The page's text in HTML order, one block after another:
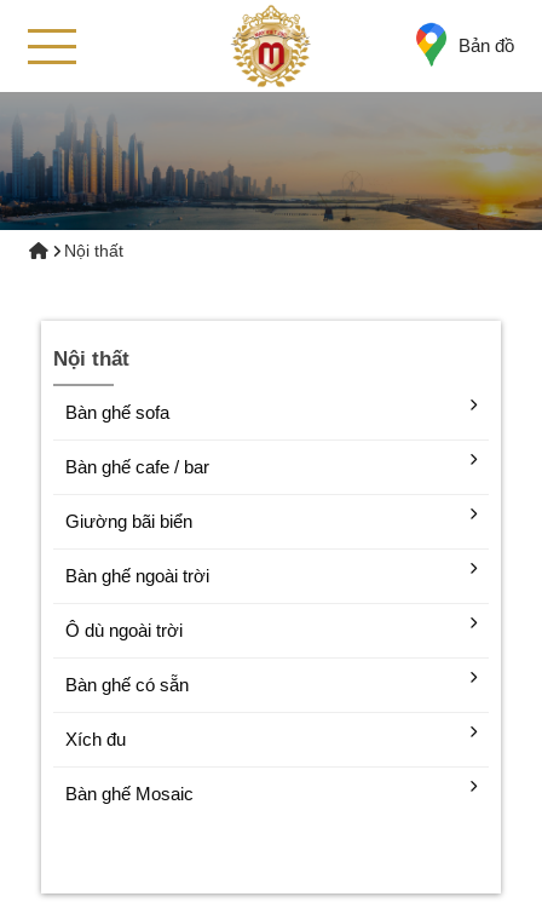
Bản đồ
Nội thất
Nội thất
Bàn ghế sofa
Bàn ghế cafe / bar
Giường bãi biển
Bàn ghế ngoài trời
Ô dù ngoài trời
Bàn ghế có sẵn
Xích đu
Bàn ghế Mosaic